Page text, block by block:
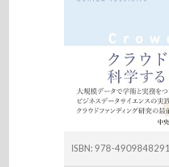
ISBN: 978-4909848291